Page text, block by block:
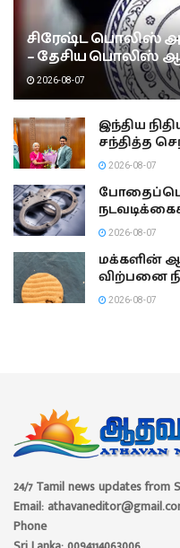
சிரேஷ்ட பொலிஸ்
– தேசிய பொலிஸ்
2026-08-07
இந்திய
சந்தித்த
2026-08-07
2026-08-07
மக்களின்
விற்பனை
2026-08-07
24/7 Tamil news updates from
Email:
Phone